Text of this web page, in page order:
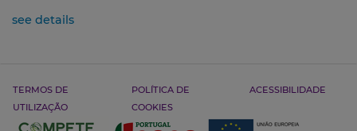
see details
TERMOS DE
UTILIZAÇÃO
POLÍTICA DE
COOKIES
ACESSIBILIDADE